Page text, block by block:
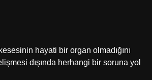
hayati bir organ olmadığını
dışında herhangi bir soruna yol